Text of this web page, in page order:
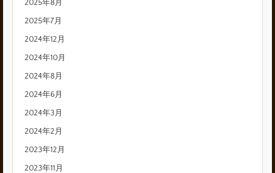
2025年8月
2025年7月
2024年12月
2024年10月
2024年8月
2024年6月
2024年3月
2024年2月
2023年12月
2023年11月